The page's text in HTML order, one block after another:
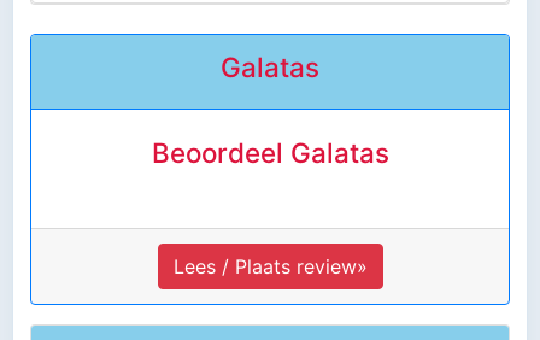
Galatas
Beoordeel Galatas
Lees / Plaats review»